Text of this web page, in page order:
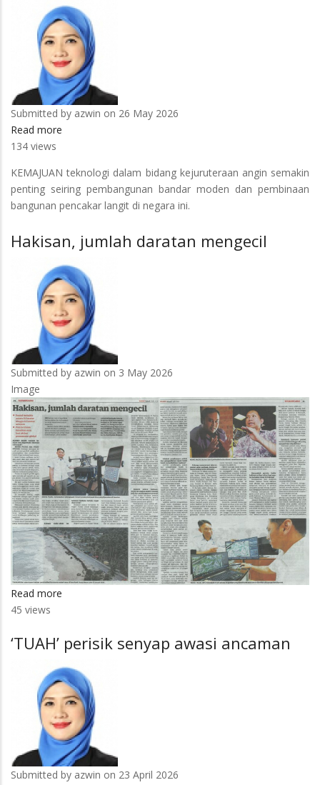
negara
Submitted by azwin on 26 May 2026
Read more
modular
pertama
di
134 views
KEMAJUAN teknologi dalam bidang kejuruteraan angin semakin
penting seiring pembangunan bandar moden dan pembinaan
bangunan pencakar langit di negara ini.
Hakisan, jumlah daratan mengecil
Submitted by azwin on 3 May 2026
Image
Read more
daratan
45 views
‘TUAH’ perisik senyap awasi ancaman
Submitted by azwin on 23 April 2026